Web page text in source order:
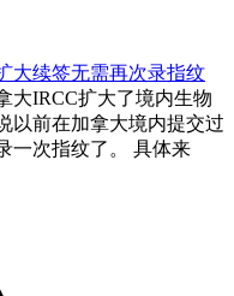
大续签无需再次录指纹
大IRCC扩大了境内生物
以前在加拿大境内提交过
一次指纹了。 具体来